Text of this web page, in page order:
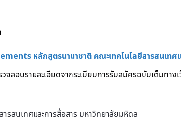
หลักสูตรนานาชาติ คณะเทคโนโลยีสารสนเทศ
จสอบรายละเอียดจากระเบียบการรับสมัครฉบับเต็มทาง